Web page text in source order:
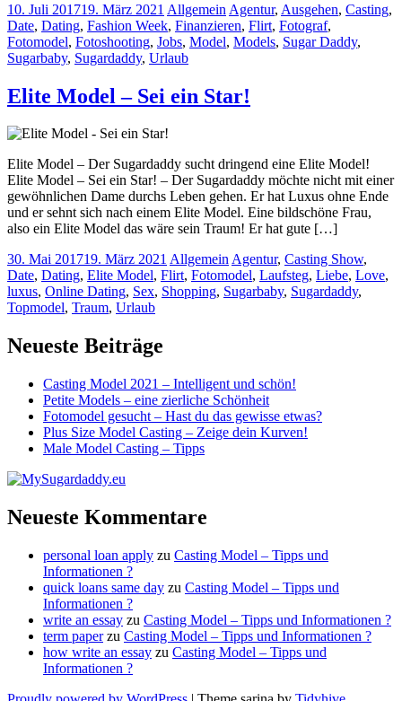
10. Juli 201719. März 2021 Allgemein Agentur, Ausgehen, Casting,
Date, Dating, Fashion Week, Finanzieren, Flirt, Fotograf,
Fotomodel, Fotoshooting, Jobs, Model, Models, Sugar Daddy,
Sugarbaby, Sugardaddy, Urlaub
Elite Model – Sei ein Star!
Elite Model – Der Sugardaddy sucht dringend eine Elite Model!
Elite Model – Sei ein Star! – Der Sugardaddy möchte nicht mit einer
gewöhnlichen Dame durchs Leben gehen. Er hat Luxus ohne Ende
und er sehnt sich nach einem Elite Model. Eine bildschöne Frau,
also ein Elite Model das wäre sein Traum! Er hat gute […]
30. Mai 201719. März 2021 AllgemeinAgentur, Casting Show,
Date, Dating, Elite Model, Flirt, Fotomodel, Laufsteg, Liebe, Love,
luxus, Online Dating, Sex, Shopping, Sugarbaby, Sugardaddy,
Topmodel, Traum, Urlaub
Neueste Beiträge
Casting Model 2021 – Intelligent und schön!
Petite Models – eine zierliche Schönheit
Fotomodel gesucht – Hast du das gewisse etwas?
Plus Size Model Casting – Zeige dein Kurven!
Male Model Casting – Tipps
Neueste Kommentare
personal loan apply zu Casting Model – Tipps und
Informationen ?
quick loans same day zu Casting Model – Tipps und
Informationen ?
write an essay zu Casting Model – Tipps und Informationen ?
term paperzu Casting Model – Tipps und Informationen ?
how write an essay zu Casting Model – Tipps und
Informationen ?